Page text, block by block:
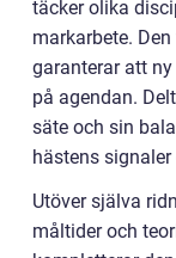
täcker olika
markarbete.
garanterar att
på agendan.
säte och sin
hästens
Utöver själva
måltider och